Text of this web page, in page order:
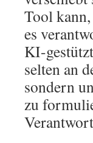
Tool
es
KI-
selten an
sondern
zu